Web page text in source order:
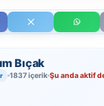
Bıçak
1837 içerik Şu anda aktif